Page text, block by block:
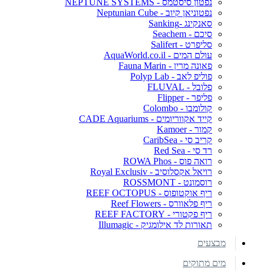
נפטוניאן קיוב - Neptunian Cube
סאנקינג -Sanking
סיכם - Seachem
סליפרט - Salifert
עולם המים - AquaWorld.co.il
פאונה מרין - Fauna Marin
פוליפ לאב - Polyp Lab
פלובל - FLUVAL
פליפר - Flipper
קולומבו - Colombo
קייד אקווריומים - CADE Aquariums
קמור - Kamoer
קריב סי - CaribSea
רד סי - Red Sea
רואה פוס - ROWA Phos
רויאל אקסלוסיב - Royal Exclusiv
רוסמונט - ROSSMONT
ריף אוקטופוס - REEF OCTOPUS
ריף פלאוורס - Reef Flowers
ריף פקטורי - REEF FACTORY
תאורות לד אילומגיק - Illumagic
מבצעים
מים מתוקים